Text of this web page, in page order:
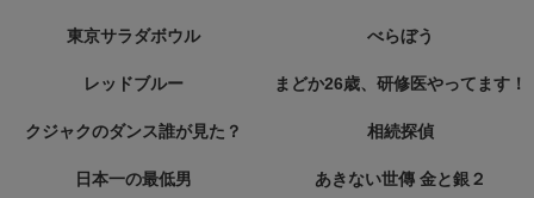
東京サラダボウル べらぼう
レッドブルー まどか26歳、研修医やってます！
クジャクのダンス誰が見た？ 相続探偵
日本一の最低男 あきない世傳 金と銀２